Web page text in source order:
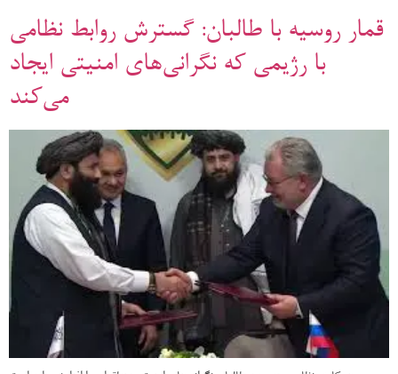
قمار روسیه با طالبان: گسترش روابط نظامی
با رژیمی که نگرانی‌های امنیتی ایجاد
می‌کند